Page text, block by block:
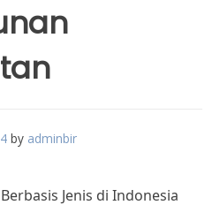
by adminbir
Jenis di Indonesia